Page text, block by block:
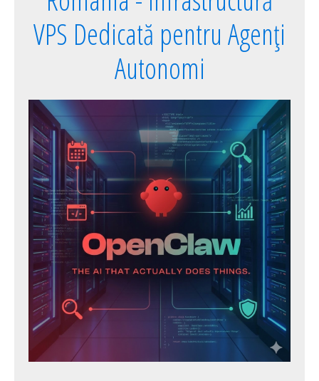
VPS Dedicată pentru Agenți
Autonomi